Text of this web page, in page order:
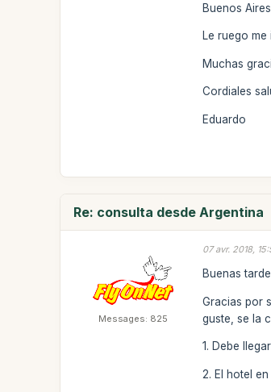
Buenos
Le ruego
Muchas
Cordiales
Eduardo
Re: consulta desde Argentina
Messages: 825
07 avr. 2018,
Buenas
Gracias por
guste, se la
1. Debe
2. El hotel